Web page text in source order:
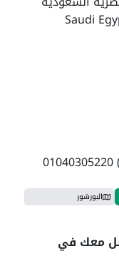
البورشور
معك في